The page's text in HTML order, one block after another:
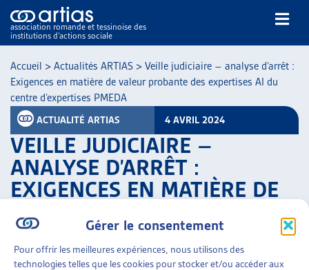
Gérer le consentement
Pour offrir les meilleures expériences, nous utilisons des
technologies telles que les cookies pour stocker et/ou accéder aux
association romande et tessinoise des
institutions d’actions sociale
NOS PUBLICATIONS
ARTICLES
VEILLE
RESSOURCES
THÉMATIQUES
Accueil > Actualités ARTIAS > Veille judiciaire – analyse d’arrêt :
Exigences en matière de valeur probante des expertises AI du
centre d’expertises PMEDA
ACTUALITÉ ARTIAS 4 AVRIL 2024
VEILLE JUDICIAIRE –
ANALYSE D’ARRÊT :
EXIGENCES EN MATIÈRE DE
VALEUR PROBANTE DES
EXPERTISES AI DU CENTRE
D’EXPERTISES PMEDA